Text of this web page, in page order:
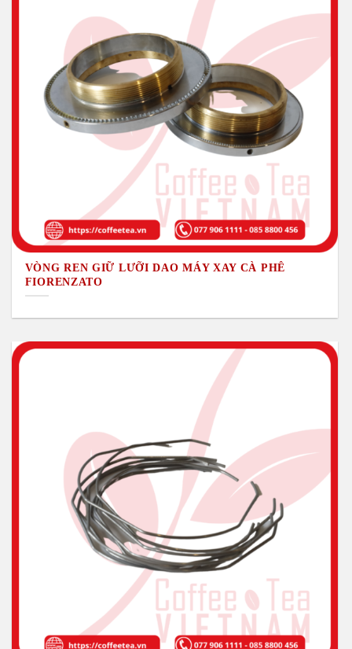
VÒNG REN GIỮ LƯỠI DAO MÁY XAY CÀ PHÊ
FIORENZATO